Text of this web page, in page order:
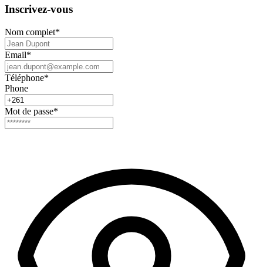
Inscrivez-vous
Nom complet*
Email*
Téléphone*
Phone
Mot de passe*